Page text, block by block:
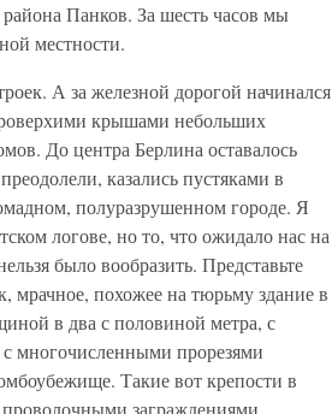
Панков. За шесть часов мы
местности.
А за железной дорогой начинался
крышами небольших
До центра Берлина оставалось
казались пустяками в
полуразрушенном городе. Я
логове, но то, что ожидало нас на
было вообразить. Представьте
мрачное, похожее на тюрьму здание в
в два с половиной метра, с
многочисленными прорезями
Такие вот крепости в
заграждениями,